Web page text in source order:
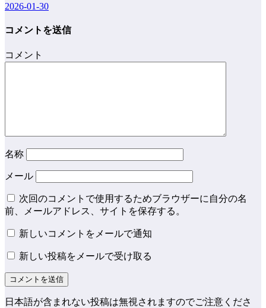
2026-01-30
コメントを送信
コメント
名称
メール
次回のコメントで使用するためブラウザーに自分の名
前、メールアドレス、サイトを保存する。
新しいコメントをメールで通知
新しい投稿をメールで受け取る
日本語が含まれない投稿は無視されますのでご注意くださ